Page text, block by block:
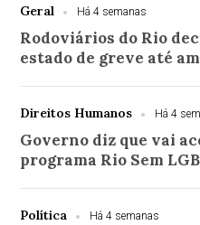
Geral Há 4 semanas
Rodoviários do Rio
estado de greve até
Direitos Humanos Há 4
Governo diz que vai
programa Rio Sem
Política Há 4 semanas